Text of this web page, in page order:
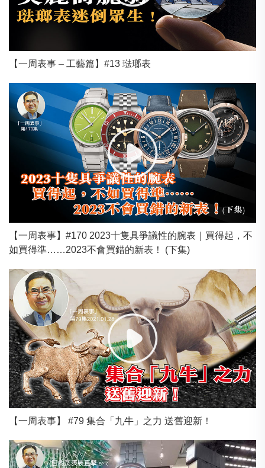
【一周表事 – 工藝篇】#13 琺瑯表
【一周表事】#170 2023十隻具爭議性的腕表｜買得起，不
如買得準……2023不會買錯的新表！ (下集)
【一周表事】 #79 集合「九牛」之力 送舊迎新！